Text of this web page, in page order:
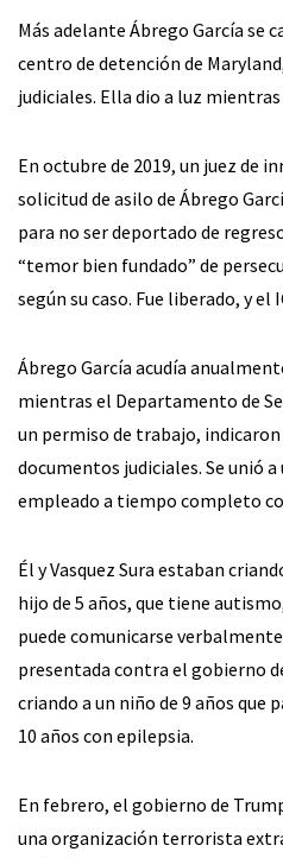
Más adelante Ábrego García se
centro de detención de
judiciales. Ella dio a luz
En octubre de 2019, un juez de
solicitud de asilo de Ábrego
para no ser deportado de
“temor bien fundado” de
según su caso. Fue liberado, y el
Ábrego García acudía
mientras el Departamento de
un permiso de trabajo, indicaron
documentos judiciales. Se unió
empleado a tiempo completo
Él y Vasquez Sura estaban
hijo de 5 años, que tiene
puede comunicarse
presentada contra el gobierno
criando a un niño de 9 años que
10 años con epilepsia.
En febrero, el gobierno de
una organización terrorista